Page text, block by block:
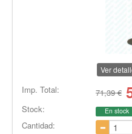
Ver
Imp. Total: 71,39 €
Stock: En stock
Cantidad: